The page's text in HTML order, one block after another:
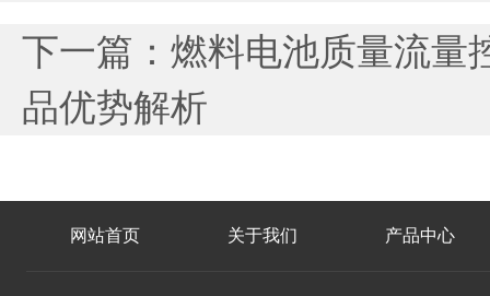
下一篇： 燃料电池质量流量
品优势解析
网站首页 关于我们 产品中心